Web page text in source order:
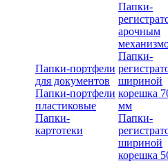
Папки-портфели
для документов
Папки-портфели
пластиковые
Папки-
картотеки
Папки-
арочным
Папки-
шириной
корешка
мм
Папки-
шириной
корешка